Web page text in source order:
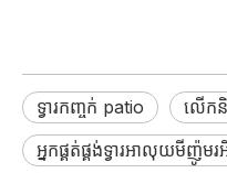
ទ្វារកញ្ចក់ patio លើកនិ
អ្នកផ្គត់ផ្គង់ទ្វារអាលុយមីញ៉ូម